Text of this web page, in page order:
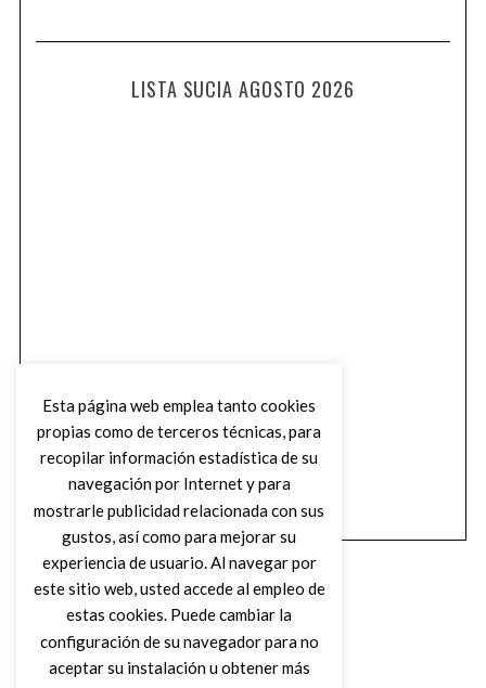
LISTA SUCIA AGOSTO 2026
Esta página web emplea tanto cookies
propias como de terceros técnicas, para
recopilar información estadística de su
navegación por Internet y para
mostrarle publicidad relacionada con sus
gustos, así como para mejorar su
experiencia de usuario. Al navegar por
este sitio web, usted accede al empleo de
estas cookies. Puede cambiar la
configuración de su navegador para no
aceptar su instalación u obtener más